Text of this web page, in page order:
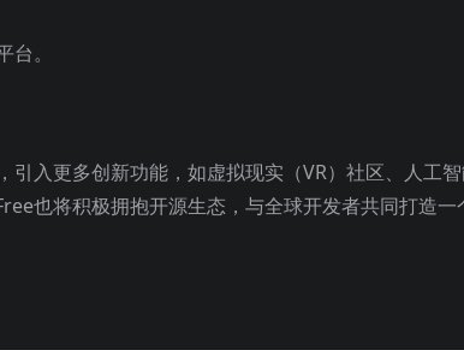
。
入更多创新功能，如虚拟现实（VR）社区、人工
也将积极拥抱开源生态，与全球开发者共同打造一